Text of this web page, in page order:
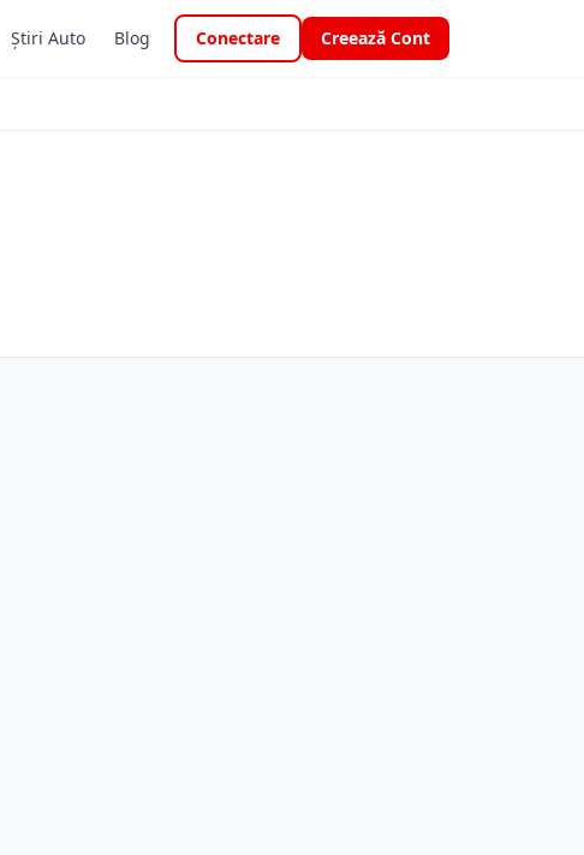
Știri Auto Blog Conectare Creează Cont